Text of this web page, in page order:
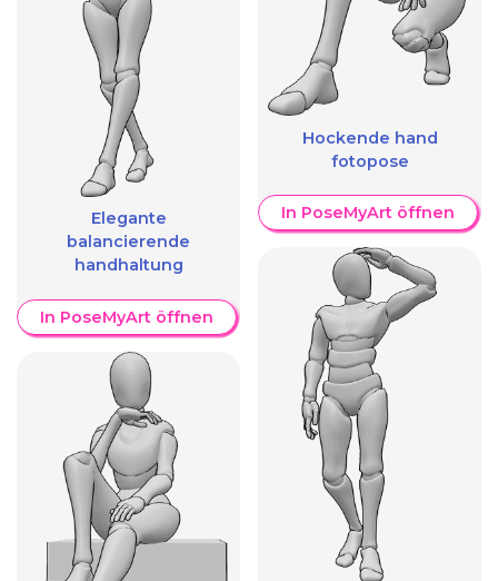
Elegante
balancierende
handhaltung
In PoseMyArt öffnen
Hockende hand
fotopose
In PoseMyArt öffnen